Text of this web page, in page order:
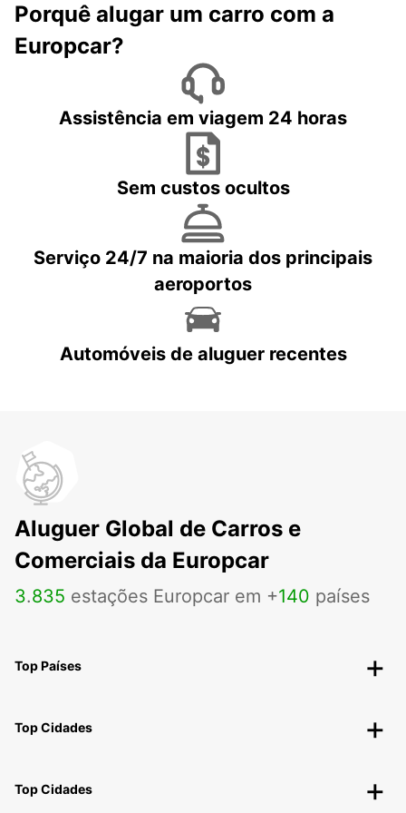
Porquê alugar um carro com a
Europcar?
Assistência em viagem 24 horas
Sem custos ocultos
Serviço 24/7 na maioria dos principais
aeroportos
Automóveis de aluguer recentes
Aluguer Global de Carros e
Comerciais da Europcar
3.835 estações Europcar em +140 países
Top Países
Top Cidades
Top Cidades